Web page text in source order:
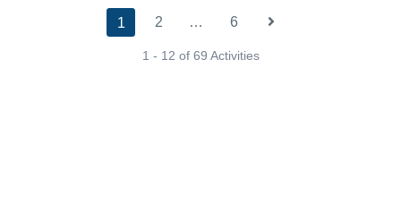
1 2 … 6
1 - 12 of 69 Activities